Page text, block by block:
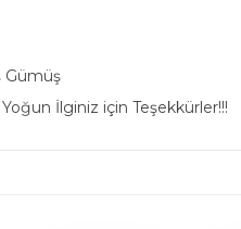
Gümüş
İlginiz için Teşekkürler!!!